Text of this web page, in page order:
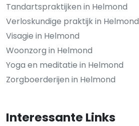
Tandartspraktijken in Helmond
Verloskundige praktijk in Helmond
Visagie in Helmond
Woonzorg in Helmond
Yoga en meditatie in Helmond
Zorgboerderijen in Helmond
Interessante Links